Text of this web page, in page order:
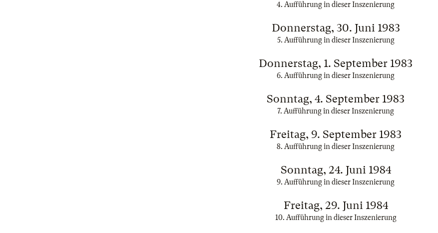
4. Aufführung in dieser Inszenierung
Donnerstag, 30. Juni 1983
5. Aufführung in dieser Inszenierung
Donnerstag, 1. September 1983
6. Aufführung in dieser Inszenierung
Sonntag, 4. September 1983
7. Aufführung in dieser Inszenierung
Freitag, 9. September 1983
8. Aufführung in dieser Inszenierung
Sonntag, 24. Juni 1984
9. Aufführung in dieser Inszenierung
Freitag, 29. Juni 1984
10. Aufführung in dieser Inszenierung